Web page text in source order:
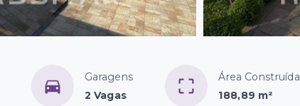
Garagens
2 Vagas
Área Construída
188,89 m²